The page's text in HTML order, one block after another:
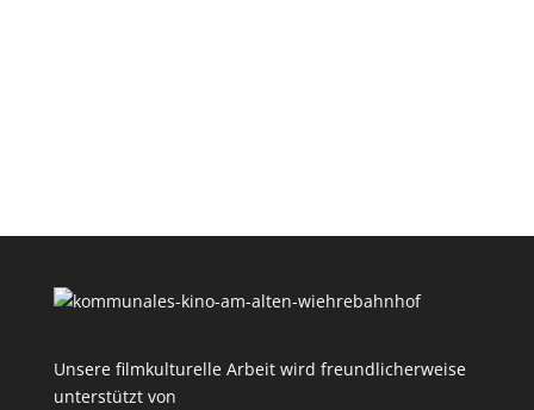
Unsere filmkulturelle Arbeit wird freundlicherweise
unterstützt von